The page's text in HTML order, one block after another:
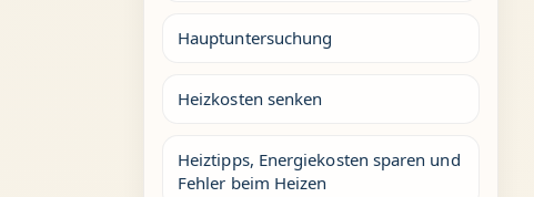
Hauptuntersuchung
Heizkosten senken
Heiztipps, Energiekosten sparen und
Fehler beim Heizen